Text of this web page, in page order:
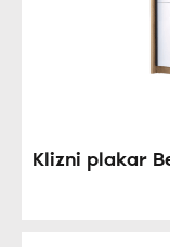
Klizni plakar